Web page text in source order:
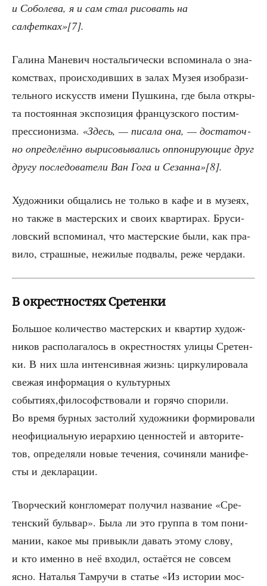
и Собо­ле­ва, я и сам стал рисо­вать на
салфетках»[7].
Гали­на Мане­вич носталь­ги­че­ски вспо­ми­на­ла о зна­
ком­ствах, про­ис­хо­див­ших в залах Музея изоб­ра­зи­
тель­но­го искусств име­ни Пуш­ки­на, где была откры­
та посто­ян­ная экс­по­зи­ция фран­цуз­ско­го пост­им­
прес­си­о­низ­ма. «Здесь, — писа­ла она, — доста­точ­
но опре­де­лён­но выри­со­вы­ва­лись оппо­ни­ру­ю­щие друг
дру­гу после­до­ва­те­ли Ван Гога и Сезанна»[8].
Худож­ни­ки обща­лись не толь­ко в кафе и в музе­ях,
но так­же в мастер­ских и сво­их квар­ти­рах. Бру­си­
лов­ский вспо­ми­нал, что мастер­ские были, как пра­
ви­ло, страш­ные, нежи­лые под­ва­лы, реже чердаки.
В окрестностях Сретенки
Боль­шое коли­че­ство мастер­ских и квар­тир худож­
ни­ков рас­по­ла­га­лось в окрест­но­стях ули­цы Сре­тен­
ки. В них шла интен­сив­ная жизнь: цир­ку­ли­ро­ва­ла
све­жая инфор­ма­ция о куль­тур­ных
событиях,философствовали и горя­чо спо­ри­ли.
Во вре­мя бур­ных засто­лий худож­ни­ки фор­ми­ро­ва­ли
неофи­ци­аль­ную иерар­хию цен­но­стей и авто­ри­те­
тов, опре­де­ля­ли новые тече­ния, сочи­ня­ли мани­фе­
сты и декларации.
Твор­че­ский кон­гло­ме­рат полу­чил назва­ние «Сре­
тен­ский буль­вар». Была ли это груп­па в том пони­
ма­нии, какое мы при­вык­ли давать это­му сло­ву,
и кто имен­но в неё вхо­дил, оста­ёт­ся не совсем
ясно. Ната­лья Тамру­чи в ста­тье «Из исто­рии мос­